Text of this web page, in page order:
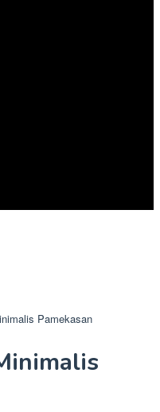
Pamekasan